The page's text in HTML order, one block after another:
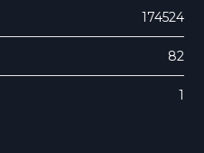
174524
82
1